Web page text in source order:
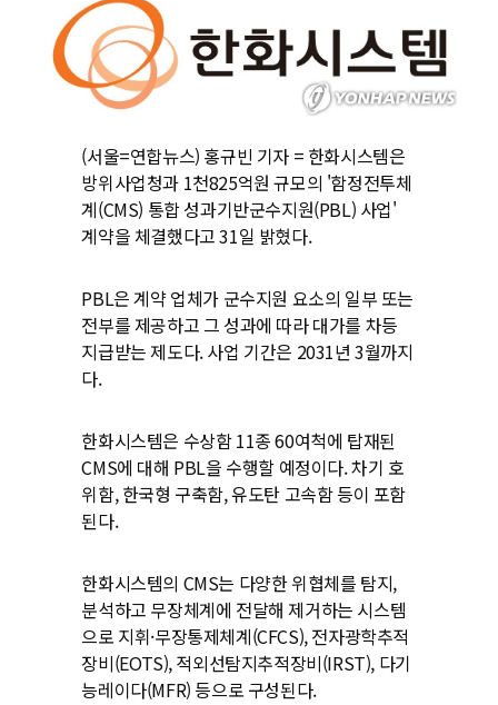
(서울=연합뉴스) 홍규빈 기자 = 한화시스템은
방위사업청과 1천825억원 규모의 '함정전투체
계(CMS) 통합 성과기반군수지원(PBL) 사업'
계약을 체결했다고 31일 밝혔다.
PBL은 계약 업체가 군수지원 요소의 일부 또는
전부를 제공하고 그 성과에 따라 대가를 차등
지급받는 제도다. 사업 기간은 2031년 3월까지
다.
한화시스템은 수상함 11종 60여척에 탑재된
CMS에 대해 PBL을 수행할 예정이다. 차기 호
위함, 한국형 구축함, 유도탄 고속함 등이 포함
된다.
한화시스템의 CMS는 다양한 위협체를 탐지,
분석하고 무장체계에 전달해 제거하는 시스템
으로 지휘·무장통제체계(CFCS), 전자광학추적
장비(EOTS), 적외선탐지추적장비(IRST), 다기
능레이다(MFR) 등으로 구성된다.